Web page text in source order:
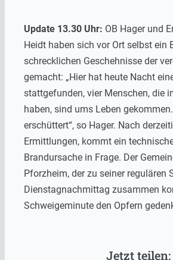
Update 13.30 Uhr: OB Hager und
Heidt haben sich vor Ort selbst ein
schrecklichen Geschehnisse der
gemacht: „Hier hat heute Nacht
stattgefunden, vier Menschen, die
haben, sind ums Leben
erschüttert“, so Hager. Nach
Ermittlungen, kommt ein
Brandursache in Frage. Der
Pforzheim, der zu seiner regulären
Dienstagnachmittag zusammen
Schweigeminute den Opfern